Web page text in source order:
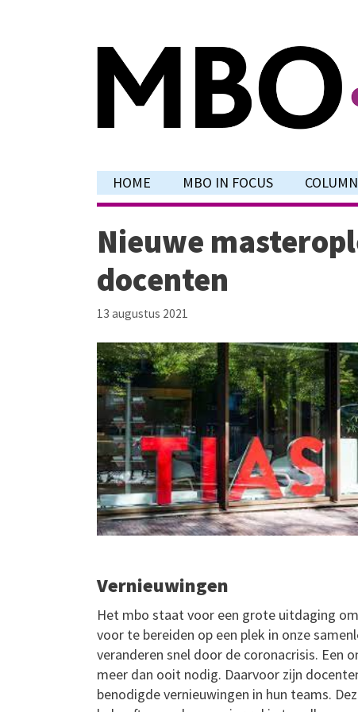
HOME MBO IN FOCUS
Nieuwe
docenten
13 augustus 2021
Vernieuwingen
Het mbo staat voor een grote uitdaging
voor te bereiden op een plek in onze
veranderen snel door de coronacrisis. Een
meer dan ooit nodig. Daarvoor zijn
benodigde vernieuwingen in hun teams.